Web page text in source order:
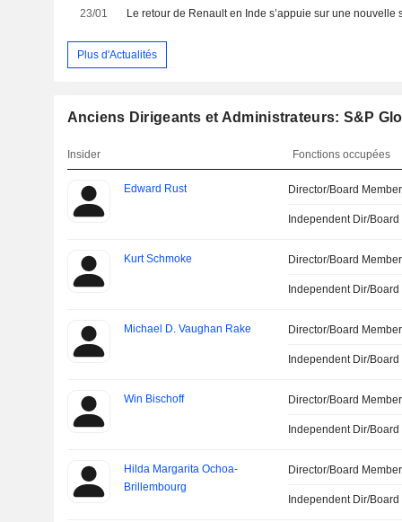
23/01
Plus d'Actualités
Anciens Dirigeants et Administrateurs: S&P
Insider Fonctions occupées
Edward Rust Director/Board Member
Independent Dir/
Kurt Schmoke Director/Board Member
Independent Dir/
Michael D. Vaughan Rake Director/Board Member
Independent Dir/
Win Bischoff Director/Board Member
Independent Dir/
Hilda Margarita Ochoa-
Brillembourg
Director/Board Member
Independent Dir/